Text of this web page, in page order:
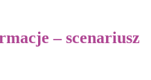
– scenariusz